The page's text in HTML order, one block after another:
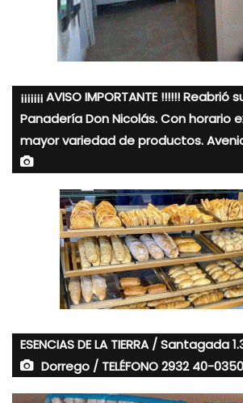
¡¡¡¡¡¡¡ AVISO IMPORTANTE !!!!!!
Panadería Don Nicolás. Con horario
mayor variedad de productos.
ESENCIAS DE LA TIERRA / Santagada
Dorrego / TELÉFONO 2932 40-0350